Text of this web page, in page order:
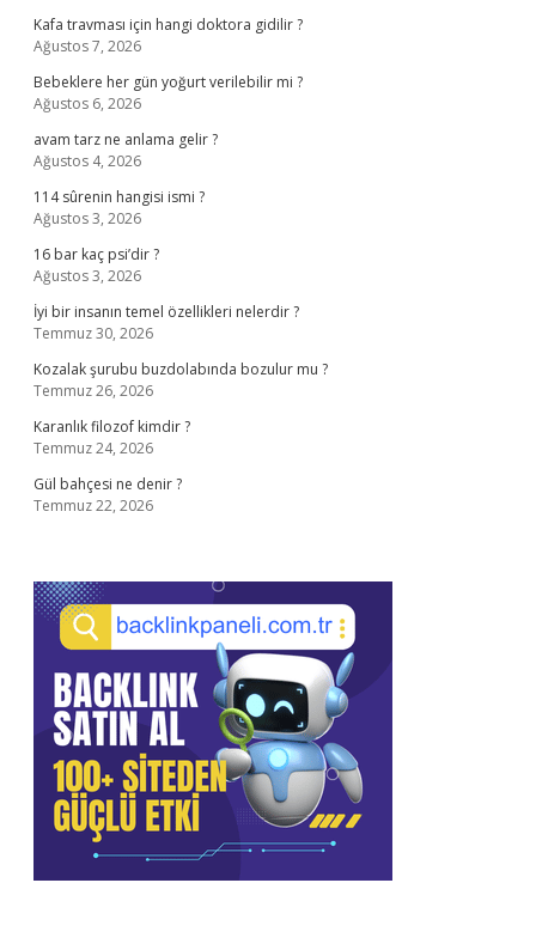
Kafa travması için hangi doktora gidilir ?
Ağustos 7, 2026
Bebeklere her gün yoğurt verilebilir mi ?
Ağustos 6, 2026
avam tarz ne anlama gelir ?
Ağustos 4, 2026
114 sûrenin hangisi ismi ?
Ağustos 3, 2026
16 bar kaç psi’dir ?
Ağustos 3, 2026
İyi bir insanın temel özellikleri nelerdir ?
Temmuz 30, 2026
Kozalak şurubu buzdolabında bozulur mu ?
Temmuz 26, 2026
Karanlık filozof kimdir ?
Temmuz 24, 2026
Gül bahçesi ne denir ?
Temmuz 22, 2026